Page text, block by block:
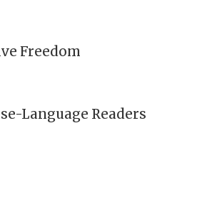
Freedom
Language Readers